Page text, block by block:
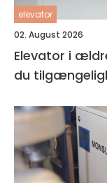
elevator
02. August 2026
Elevator i
du